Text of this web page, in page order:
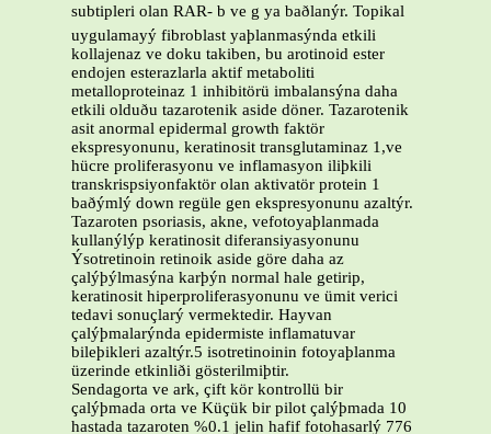
subtipleri olan RAR- b ve g ya baðlanýr. Topikal
uygulamayý fibroblast yaþlanmasýnda etkili
kollajenaz ve doku takiben, bu arotinoid ester
endojen esterazlarla aktif metaboliti
metalloproteinaz 1 inhibitörü imbalansýna daha
etkili olduðu tazarotenik aside döner. Tazarotenik
asit anormal epidermal growth faktör
ekspresyonunu, keratinosit transglutaminaz 1,ve
hücre proliferasyonu ve inflamasyon iliþkili
transkrispsiyonfaktör olan aktivatör protein 1
baðýmlý down regüle gen ekspresyonunu azaltýr.
Tazaroten psoriasis, akne, vefotoyaþlanmada
kullanýlýp keratinosit diferansiyasyonunu
Ýsotretinoin retinoik aside göre daha az
çalýþýlmasýna karþýn normal hale getirip,
keratinosit hiperproliferasyonunu ve ümit verici
tedavi sonuçlarý vermektedir. Hayvan
çalýþmalarýnda epidermiste inflamatuvar
bileþikleri azaltýr.5 isotretinoinin fotoyaþlanma
üzerinde etkinliði gösterilmiþtir.
Sendagorta ve ark, çift kör kontrollü bir
çalýþmada orta ve Küçük bir pilot çalýþmada 10
hastada tazaroten %0.1 jelin hafif fotohasarlý 776